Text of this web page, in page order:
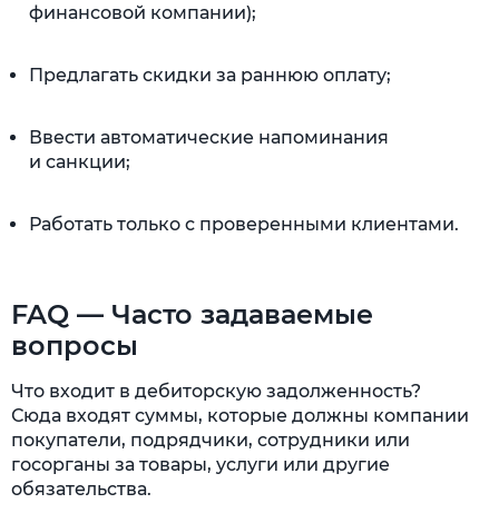
финансовой компании);
Предлагать скидки за раннюю оплату;
Ввести автоматические напоминания
и санкции;
Работать только с проверенными клиентами.
FAQ — Часто задаваемые
вопросы
Что входит в дебиторскую задолженность?
Сюда входят суммы, которые должны компании
покупатели, подрядчики, сотрудники или
госорганы за товары, услуги или другие
обязательства.